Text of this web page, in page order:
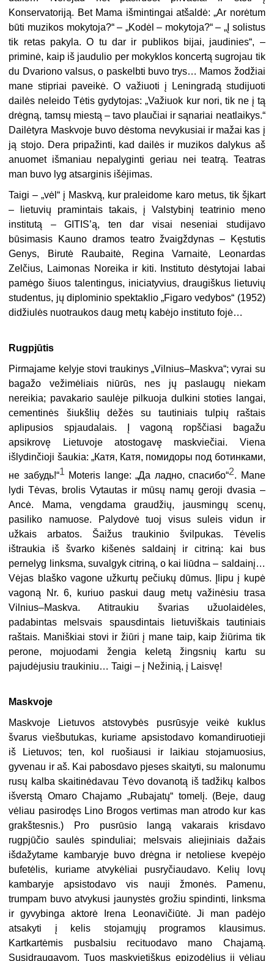
Konservatoriją. Bet Mama išmintingai atšaldė: „Ar norėtum
būti muzikos mokytoja?“ – „Kodėl – mokytoja?“ – „Į solistus
tik retas pakyla. O tu dar ir publikos bijai, jaudinies“, –
priminė, kaip iš jaudulio per mokyklos koncertą sugrojau tik
du Dvariono valsus, o paskelbti buvo trys… Mamos žodžiai
mane stipriai paveikė. O važiuoti į Leningradą studijuoti
dailės neleido Tėtis gydytojas: „Važiuok kur nori, tik ne į tą
drėgną, tamsų miestą – tavo plaučiai ir sąnariai neatlaikys.“
Dailėtyra Maskvoje buvo dėstoma nevykusiai ir mažai kas į
ją stojo. Dera pripažinti, kad dailės ir muzikos dalykus aš
anuomet išmaniau nepalyginti geriau nei teatrą. Teatras
man buvo lyg atsarginis išėjimas.
Taigi – „vėl“ į Maskvą, kur praleidome karo metus, tik šįkart
– lietuvių pramintais takais, į Valstybinį teatrinio meno
institutą – GITIS’ą, ten dar visai neseniai studijavo
būsimasis Kauno dramos teatro žvaigždynas – Kęstutis
Genys, Birutė Raubaitė, Regina Varnaitė, Leonardas
Zelčius, Laimonas Noreika ir kiti. Instituto dėstytojai labai
pamėgo šiuos talentingus, iniciatyvius, draugiškus lietuvių
studentus, jų diplominio spektaklio „Figaro vedybos“ (1952)
didžiulės nuotraukos daug metų kabėjo instituto fojė…
Rugpjūtis
Pirmajame kelyje stovi traukinys „Vilnius–Maskva“; vyrai su
bagažo vežimėliais niūrūs, nes jų paslaugų niekam
nereikia; pavakario saulėje pilkuoja dulkini stoties langai,
cementinės šiukšlių dėžės su tautiniais tulpių raštais
aplipusios spjaudalais. Į vagoną ropščiasi bagažu
apsikrovę Lietuvoje atostogavę maskviečiai. Viena
išlydinčioji šaukia: „Катя, Катя, помидоры под ботинками,
не забудь!“1Moteris lange: „Да ладно, спасибо“2. Mane
lydi Tėvas, brolis Vytautas ir mūsų namų geroji dvasia –
Ancė. Mama, vengdama graudžių, jausmingų scenų,
pasiliko namuose. Palydovė tuoj visus suleis vidun ir
užkais arbatos. Šaižus traukinio švilpukas. Tėvelis
ištraukia iš švarko kišenės saldainį ir citriną: kai bus
pernelyg linksma, suvalgyk citriną, o kai liūdna – saldainį…
Vėjas blaško vagone užkurtų pečiukų dūmus. Įlipu į kupė
vagoną Nr. 6, kuriuo paskui daug metų važinėsiu trasa
Vilnius–Maskva. Atitraukiu švarias užuolaidėles,
padabintas melsvais spausdintais lietuviškais tautiniais
raštais. Maniškiai stovi ir žiūri į mane taip, kaip žiūrima tik
perone, mojuodami žengia keletą žingsnių kartu su
pajudėjusiu traukiniu… Taigi – į Nežinią, į Laisvę!
Maskvoje
Maskvoje Lietuvos atstovybės pusrūsyje veikė kuklus
švarus viešbutukas, kuriame apsistodavo komandiruotieji
iš Lietuvos; ten, kol ruošiausi ir laikiau stojamuosius,
gyvenau ir aš. Kai pabosdavo pjeses skaityti, su malonumu
rusų kalba skaitinėdavau Tėvo dovanotą iš tadžikų kalbos
išverstą Omaro Chajamo „Rubajatų“ tomelį. (Beje, daug
vėliau pasirodęs Lino Brogos vertimas man atrodo kur kas
grakštesnis.) Pro pusrūsio langą vakarais krisdavo
rugpjūčio saulės spinduliai; melsvais aliejiniais dažais
išdažytame kambaryje buvo drėgna ir netoliese kvepėjo
bufetėlis, kuriame atvykėliai pusryčiaudavo. Kelių lovų
kambaryje apsistodavo vis nauji žmonės. Pamenu,
trumpam buvo atvykusi jaunystės grožiu spindinti, linksma
ir gyvybinga aktorė Irena Leonavičiūtė. Ji man padėjo
atsakyti į kelis stojamųjų programos klausimus.
Kartkartėmis pusbalsiu recituodavo mano Chajamą.
Susidraugavom. Tuos maskvietiškus epizodėlius ji vėliau